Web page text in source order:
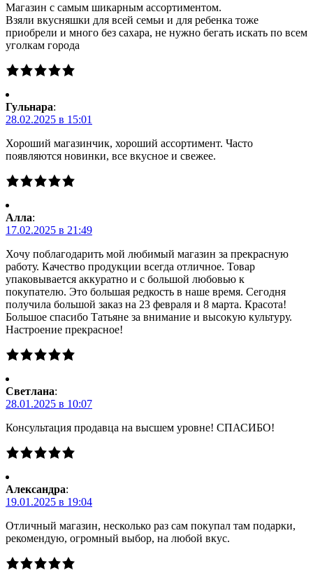
Магазин с самым шикарным ассортиментом.
Взяли вкусняшки для всей семьи и для ребенка тоже
приобрели и много без сахара, не нужно бегать искать по всем
уголкам города
Гульнара:
28.02.2025 в 15:01
Хороший магазинчик, хороший ассортимент. Часто
появляются новинки, все вкусное и свежее.
Алла:
17.02.2025 в 21:49
Хочу поблагодарить мой любимый магазин за прекрасную
работу. Качество продукции всегда отличное. Товар
упаковывается аккуратно и с большой любовью к
покупателю. Это большая редкость в наше время. Сегодня
получила большой заказ на 23 февраля и 8 марта. Красота!
Большое спасибо Татьяне за внимание и высокую культуру.
Настроение прекрасное!
Светлана:
28.01.2025 в 10:07
Консультация продавца на высшем уровне! СПАСИБО!
Александра:
19.01.2025 в 19:04
Отличный магазин, несколько раз сам покупал там подарки,
рекомендую, огромный выбор, на любой вкус.